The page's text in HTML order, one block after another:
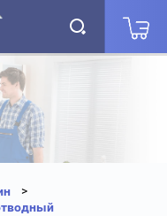
87-27
25-35